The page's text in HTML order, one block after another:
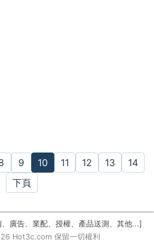
9 10 11 12 13
14
下頁
廣告、業配、授權、產品送測、其他...]
Hot3c.com 保留一切權利